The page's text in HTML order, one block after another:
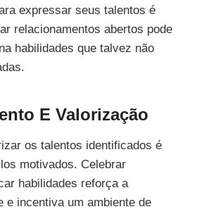
expressar seus talentos é
relacionamentos abertos pode
habilidades que talvez não
E Valorização
os talentos identificados é
motivados. Celebrar
habilidades reforça a
e incentiva um ambiente de